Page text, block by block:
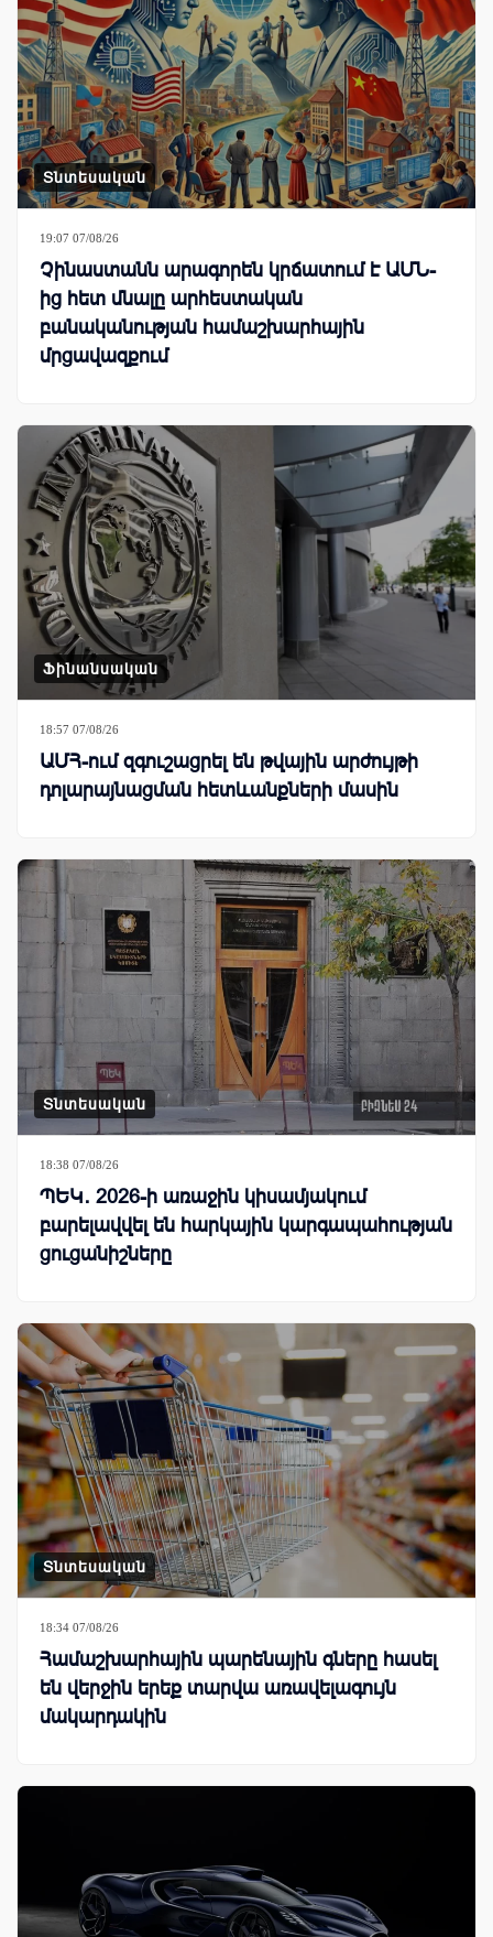
Տնտեսական
19:07 07/08/26
Չինաստանն արագորեն կրճատում է ԱՄՆ-
ից հետ մնալը արհեստական
բանականության համաշխարհային
մրցավազքում
Ֆինանսական
18:57 07/08/26
ԱՄՀ-ում զգուշացրել են թվային արժույթի
դոլարայնացման հետևանքների մասին
Տնտեսական
18:38 07/08/26
ՊԵԿ․ 2026-ի առաջին կիսամյակում
բարելավվել են հարկային կարգապահության
ցուցանիշները
Տնտեսական
18:34 07/08/26
Համաշխարհային պարենային գները հասել
են վերջին երեք տարվա առավելագույն
մակարդակին